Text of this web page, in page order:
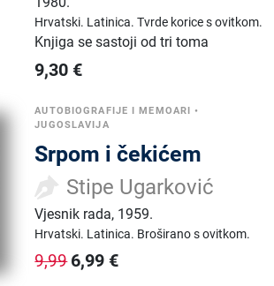
Hrvatski. Latinica.Tvrde korice s ovitkom.
Knjiga se sastoji od tri toma
9,30 €
AUTOBIOGRAFIJE I MEMOARI •
JUGOSLAVIJA
Srpom i čekićem
Stipe Ugarković
Vjesnik rada, 1959.
Hrvatski. Latinica. Broširano s ovitkom.
9,99 6,99 €